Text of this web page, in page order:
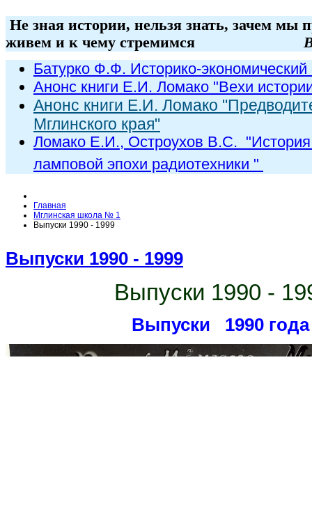
Не зная истории, нельзя знать, зачем мы
живем и к чему стремимся
Батурко Ф.Ф. Историко-экономический
Анонс книги Е.И. Ломако "Вехи
Анонс книги Е.И. Ломако
Мглинского края"
Ломако Е.И., Остроухов В.С. "
ламповой эпохи радиотехники "
Главная
Мглинская школа № 1
Выпуски 1990 - 1999
Выпуски 1990 - 1999
Выпуски 1990 -
Выпуски 1990 года